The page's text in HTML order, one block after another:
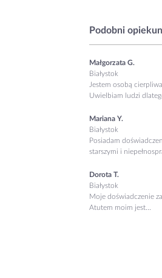
Podobni
Małgorzata G.
Białystok
Jestem osobą
Uwielbiam ludzi
Mariana Y.
Białystok
Posiadam
starszymi i
Dorota T.
Białystok
Moje doświadczenie
Atutem moim jest...